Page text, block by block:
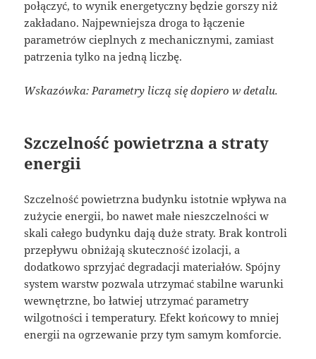
połączyć, to wynik energetyczny będzie gorszy niż
zakładano. Najpewniejsza droga to łączenie
parametrów cieplnych z mechanicznymi, zamiast
patrzenia tylko na jedną liczbę.
Wskazówka: Parametry liczą się dopiero w detalu.
Szczelność powietrzna a straty
energii
Szczelność powietrzna budynku istotnie wpływa na
zużycie energii, bo nawet małe nieszczelności w
skali całego budynku dają duże straty. Brak kontroli
przepływu obniżają skuteczność izolacji, a
dodatkowo sprzyjać degradacji materiałów. Spójny
system warstw pozwala utrzymać stabilne warunki
wewnętrzne, bo łatwiej utrzymać parametry
wilgotności i temperatury. Efekt końcowy to mniej
energii na ogrzewanie przy tym samym komforcie.